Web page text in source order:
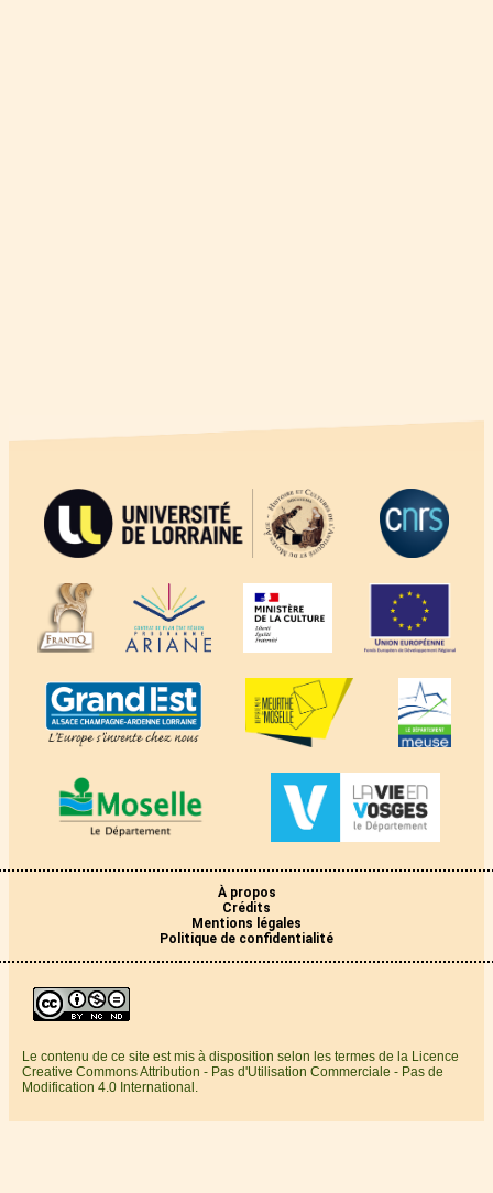
À propos
Crédits
Mentions légales
Politique de confidentialité
Le contenu de ce site est mis à disposition selon les termes de la Licence
Creative Commons Attribution - Pas d'Utilisation Commerciale - Pas de
Modification 4.0 International.